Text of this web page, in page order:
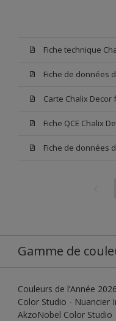
Fiche technique
Carte Chalix Decor
Fiche QCE Chalix
Gamme de
Couleurs de l’Année
Color Studio - Nuancier
AkzoNobel Color Studio